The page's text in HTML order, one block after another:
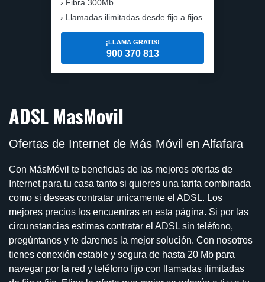
Fibra 300Mb
Llamadas ilimitadas desde fijo a fijos
¡LLAMA GRATIS!
900 370 813
ADSL MasMovil
Ofertas de Internet de Más Móvil en Alfafara
Con MásMóvil te beneficias de las mejores ofertas de
Internet para tu casa tanto si quieres una tarifa combinada
como si deseas contratar unicamente el ADSL. Los
mejores precios los encuentras en esta página. Si por las
circunstancias estimas contratar el ADSL sin teléfono,
pregúntanos y te daremos la mejor solución. Con nosotros
tienes conexión estable y segura de hasta 20 Mb para
navegar por la red y teléfono fijo con llamadas ilimitadas